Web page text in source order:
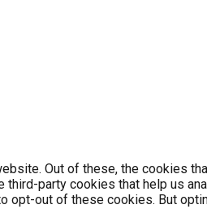
Out of these, the cookies
party cookies that help us
opt-out of these cookies. But